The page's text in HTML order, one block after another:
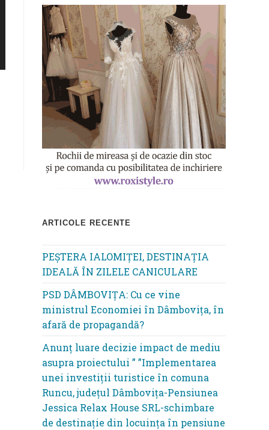
ARTICOLE RECENTE
PEȘTERA IALOMIȚEI, DESTINAȚIA
IDEALĂ ÎN ZILELE CANICULARE
PSD DÂMBOVIȚA: Cu ce vine
ministrul Economiei în Dâmbovița, în
afară de propagandă?
Anunț luare decizie impact de mediu
asupra proiectului ” ”Implementarea
unei investiții turistice în comuna
Runcu, județul Dâmbovița-Pensiunea
Jessica Relax House SRL-schimbare
de destinație din locuința în pensiune